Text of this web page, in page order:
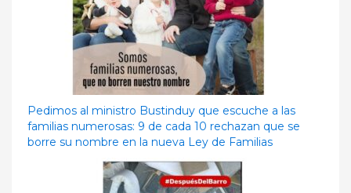
Pedimos al ministro Bustinduy que escuche a las
familias numerosas: 9 de cada 10 rechazan que se
borre su nombre en la nueva Ley de Familias